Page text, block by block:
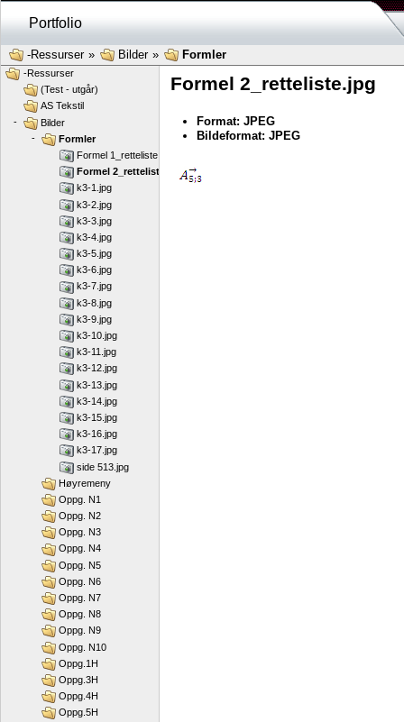
Portfolio
-Ressurser» Bilder» Formler
Formel 2_retteliste.jpg
Format: JPEG
Bildeformat: JPEG
-Ressurser
(Test - utgår)
AS Tekstil
-
Bilder
-
Formler
Formel 1_retteliste.jpg
Formel 2_retteliste.jpg
k3-1.jpg
k3-2.jpg
k3-3.jpg
k3-4.jpg
k3-5.jpg
k3-6.jpg
k3-7.jpg
k3-8.jpg
k3-9.jpg
k3-10.jpg
k3-11.jpg
k3-12.jpg
k3-13.jpg
k3-14.jpg
k3-15.jpg
k3-16.jpg
k3-17.jpg
side 513.jpg
Høyremeny
Oppg. N1
Oppg. N2
Oppg. N3
Oppg. N4
Oppg. N5
Oppg. N6
Oppg. N7
Oppg. N8
Oppg. N9
Oppg. N10
Oppg.1H
Oppg.3H
Oppg.4H
Oppg.5H